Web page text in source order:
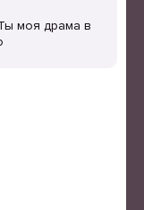
моя драма в